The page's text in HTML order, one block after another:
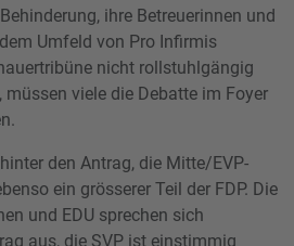
ihre Betreuerinnen und
Umfeld von Pro Infirmis
nicht rollstuhlgängig
viele die Debatte im Foyer
den Antrag, die Mitte/EVP-
ein grösserer Teil der FDP. Die
und EDU sprechen sich
aus, die SVP ist einstimmig